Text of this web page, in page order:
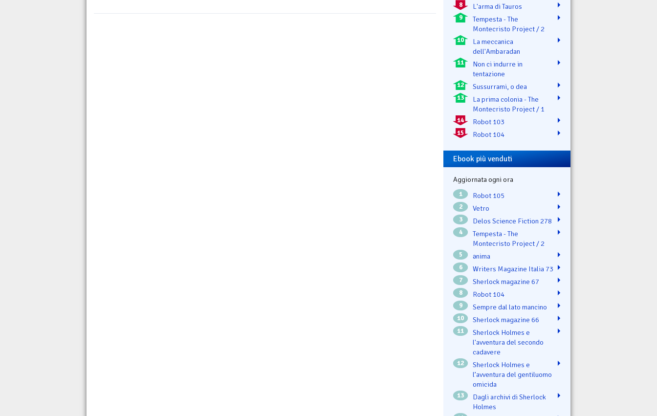
8 L'arma di Tauros
9
Tempesta - The
Montecristo Project / 2
10
La meccanica
dell'Ambaradan
11
Non ci indurre in
tentazione
12 Sussurrami, o dea
13
La prima colonia - The
Montecristo Project / 1
14 Robot 103
15 Robot 104
Ebook più venduti
Aggiornata ogni ora
1 Robot 105
2 Vetro
3 Delos Science Fiction 278
4
Tempesta - The
Montecristo Project / 2
5 ənima
6 Writers Magazine Italia 73
7 Sherlock magazine 67
8 Robot 104
9 Sempre dal lato mancino
10 Sherlock magazine 66
11
Sherlock Holmes e
l'avventura del secondo
cadavere
12
Sherlock Holmes e
l’avventura del gentiluomo
omicida
13
Dagli archivi di Sherlock
Holmes